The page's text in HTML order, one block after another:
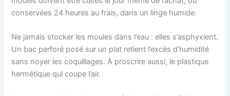
conservées 24 heures au frais, dans un linge humide.
Ne jamais stocker les moules dans l’eau : elles s’asphyxient.
Un bac perforé posé sur un plat retient l’excès d’humidité
sans noyer les coquillages. À proscrire aussi, le plastique
hermétique qui coupe l’air.